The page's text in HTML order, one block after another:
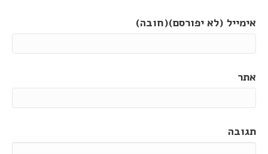
אימייל (לא יפורסם)(חובה)
אתר
תגובה